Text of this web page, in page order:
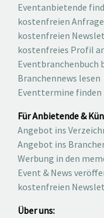
Eventanbietende
kostenfreien
kostenfreien
kostenfreies Profil
Eventbranchenbuch
Branchennews lesen
Eventtermine finden
Für Anbietende &
Angebot ins
Angebot ins
Werbung in den
Event & News
kostenfreien
Über uns: